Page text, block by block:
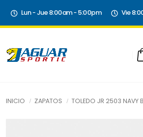
Lun - Jue 8:00am - 5:00pm Vie
INICIO ZAPATOS TOLEDO JR 2503 NAVY